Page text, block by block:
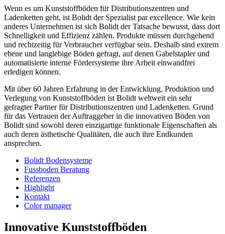
Wenn es um Kunststoffböden für Distributionszentren und
Ladenketten geht, ist Bolidt der Spezialist par excellence. Wie kein
anderes Unternehmen ist sich Bolidt der Tatsache bewusst, dass dort
Schnelligkeit und Effizienz zählen. Produkte müssen durchgehend
und rechtzeitig für Verbraucher verfügbar sein. Deshalb sind extrem
ebene und langlebige Böden gefragt, auf denen Gabelstapler und
automatisierte interne Fördersysteme ihre Arbeit einwandfrei
erledigen können.
Mit über 60 Jahren Erfahrung in der Entwicklung, Produktion und
Verlegung von Kunststoffböden ist Bolidt weltweit ein sehr
gefragter Partner für Distributionszentren und Ladenketten. Grund
für das Vertrauen der Auftraggeber in die innovativen Böden von
Bolidt sind sowohl deren einzigartige funktionale Eigenschaften als
auch deren ästhetische Qualitäten, die auch ihre Endkunden
ansprechen.
Bolidt Bodensysteme
Fussboden Beratung
Referenzen
Highlight
Kontakt
Color manager
Innovative Kunststoffböden